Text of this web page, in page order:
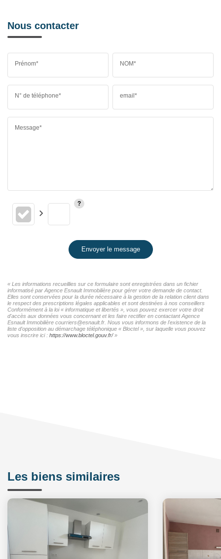
Nous contacter
Prénom* NOM*
N° de téléphone* email*
Message*
Envoyer le message
« Les informations recueillies sur ce formulaire sont enregistrées dans un fichier
informatisé par Agence Esnault Immobilière pour gérer votre demande de contact.
Elles sont conservées pour la durée nécessaire à la gestion de la relation client dans
le respect des prescriptions légales applicables et sont destinées à nos conseillers
Conformément à la loi « informatique et libertés », vous pouvez exercer votre droit
d'accès aux données vous concernant et les faire rectifier en contactant Agence
Esnault Immobilière courriers@esnault.fr. Nous vous informons de l'existence de la
liste d'opposition au démarchage téléphonique « Bloctel », sur laquelle vous pouvez
vous inscrire ici : https://www.bloctel.gouv.fr/»
Les biens similaires